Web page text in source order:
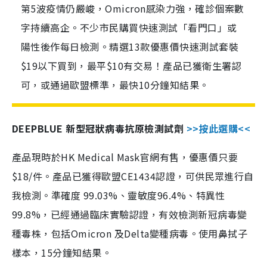
第5波疫情仍嚴峻，Omicron感染力強，確診個案數
字持續高企。不少市民購買快速測試「看門口」或
陽性後作每日檢測。精選13款優惠價快速測試套裝
$19以下買到，最平$10有交易！產品已獲衛生署認
可，或通過歐盟標準，最快10分鐘知結果。
DEEPBLUE 新型冠狀病毒抗原檢測試劑 >>按此選購<<
產品現時於HK Medical Mask官網有售，優惠價只要
$18/件。產品已獲得歐盟CE1434認證，可供民眾進行自
我檢測。準確度 99.03%、靈敏度96.4%、特異性
99.8%，已經通過臨床實驗認證，有效檢測新冠病毒變
種毒株，包括Omicron 及Delta變種病毒。使用鼻拭子
樣本，15分鐘知結果。